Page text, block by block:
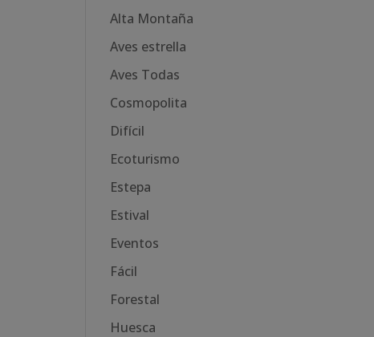
Alta Montaña
Aves estrella
Aves Todas
Cosmopolita
Difícil
Ecoturismo
Estepa
Estival
Eventos
Fácil
Forestal
Huesca